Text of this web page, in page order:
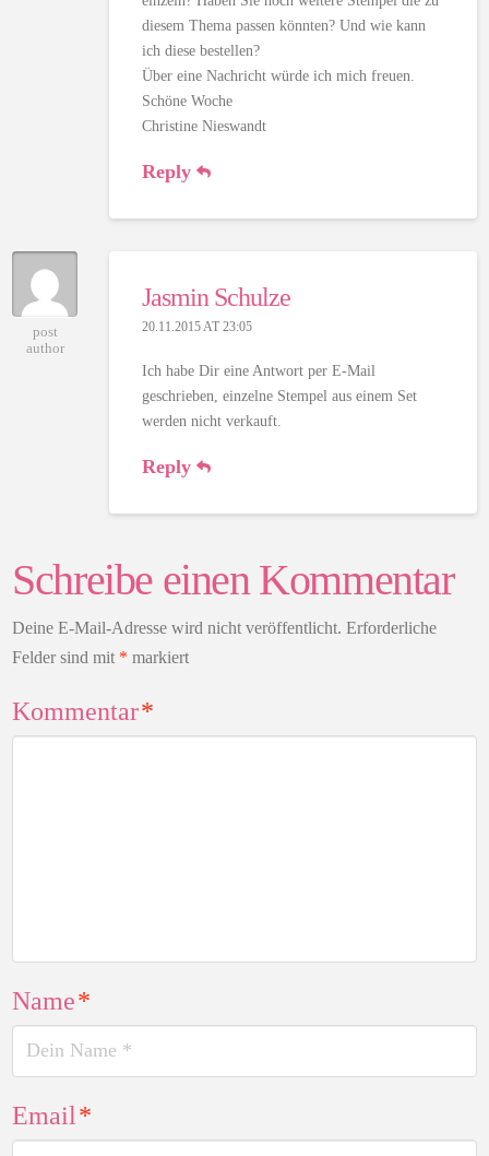
diesem Thema passen könnten? Und wie kann
ich diese bestellen?
Über eine Nachricht würde ich mich freuen.
Schöne Woche
Christine Nieswandt
Reply
post
author
Jasmin Schulze
20.11.2015 AT 23:05
Ich habe Dir eine Antwort per E-Mail
geschrieben, einzelne Stempel aus einem Set
werden nicht verkauft.
Reply
Schreibe einen Kommentar
Deine E-Mail-Adresse wird nicht veröffentlicht. Erforderliche
Felder sind mit * markiert
Kommentar*
Name*
Email*